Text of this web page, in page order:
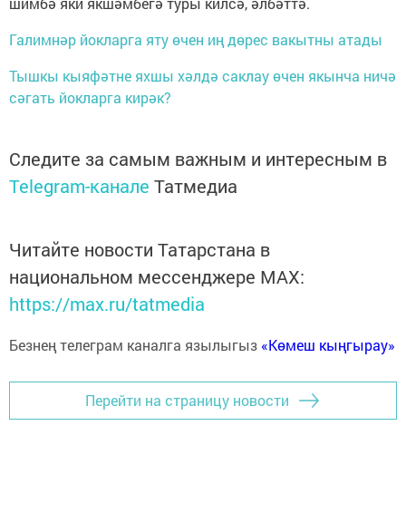
Галимнәр йокларга яту өчен иң дөрес вакытны атады
Тышкы кыяфәтне яхшы хәлдә саклау өчен якынча ничә
сәгать йокларга кирәк?
Следите за самым важным и интересным в
Telegram-канале Татмедиа
Читайте новости Татарстана в
национальном мессенджере MАХ:
https://max.ru/tatmedia
Безнең телеграм каналга язылыгыз «Көмеш кыңгырау»
Перейти на страницу новости